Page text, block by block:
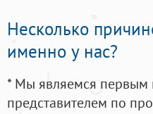
Несколько
именно у нас?
* Мы являемся первым
представителем по